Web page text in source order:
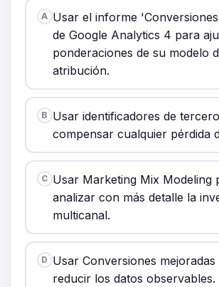
A Usar el informe 'Conversiones
de Google Analytics 4 para
ponderaciones de su modelo
atribución.
B Usar identificadores de
compensar cualquier pérdida
C Usar Marketing Mix Modeling
analizar con más detalle la
multicanal.
D Usar Conversiones mejoradas
reducir los datos observables.